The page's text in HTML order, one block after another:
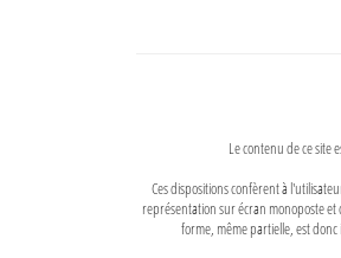
Le contenu de ce
Ces dispositions confèrent à
représentation sur écran monoposte
forme, même partielle, est